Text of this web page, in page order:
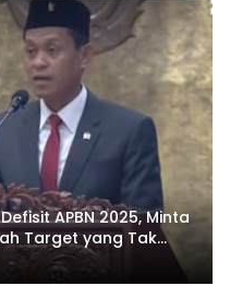
APBN 2025, Minta
Target yang Tak